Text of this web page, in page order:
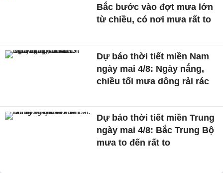
Bắc bước vào đợt mưa lớn
từ chiều, có nơi mưa rất to
Dự báo thời tiết miền Nam
ngày mai 4/8: Ngày nắng,
chiều tối mưa dông rải rác
Dự báo thời tiết miền Trung
ngày mai 4/8: Bắc Trung Bộ
mưa to đến rất to